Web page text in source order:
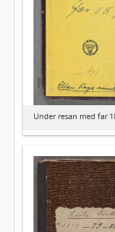
Under resan med far